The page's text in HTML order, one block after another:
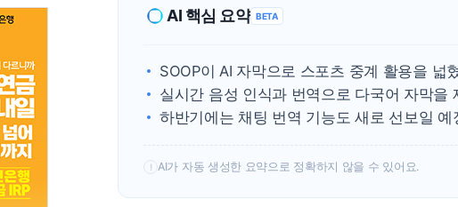
AI 핵심 요약 BETA
SOOP이 AI 자막으로 스포츠 중계 활용을 넓
실시간 음성 인식과 번역으로 다국어 자막을
하반기에는 채팅 번역 기능도 새로 선보일 예
! AI가 자동 생성한 요약으로 정확하지 않을 수 있어요.